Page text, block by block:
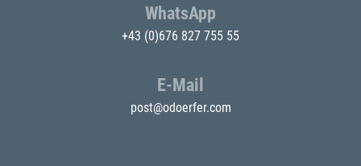
WhatsApp
+43 (0)676 827 755 55
E-Mail
post@odoerfer.com